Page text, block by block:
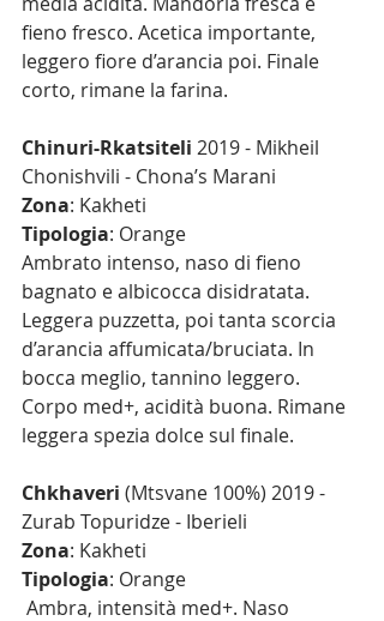
fieno fresco. Acetica importante,
leggero fiore d’arancia poi. Finale
corto, rimane la farina.
Chinuri-Rkatsiteli 2019 - Mikheil
Chonishvili - Chona’s Marani
Zona: Kakheti
Tipologia: Orange
Ambrato intenso, naso di fieno
bagnato e albicocca disidratata.
Leggera puzzetta, poi tanta scorcia
d’arancia affumicata/bruciata. In
bocca meglio, tannino leggero.
Corpo med+, acidità buona. Rimane
leggera spezia dolce sul finale.
Chkhaveri (Mtsvane 100%) 2019 -
Zurab Topuridze - Iberieli
Zona: Kakheti
Tipologia: Orange